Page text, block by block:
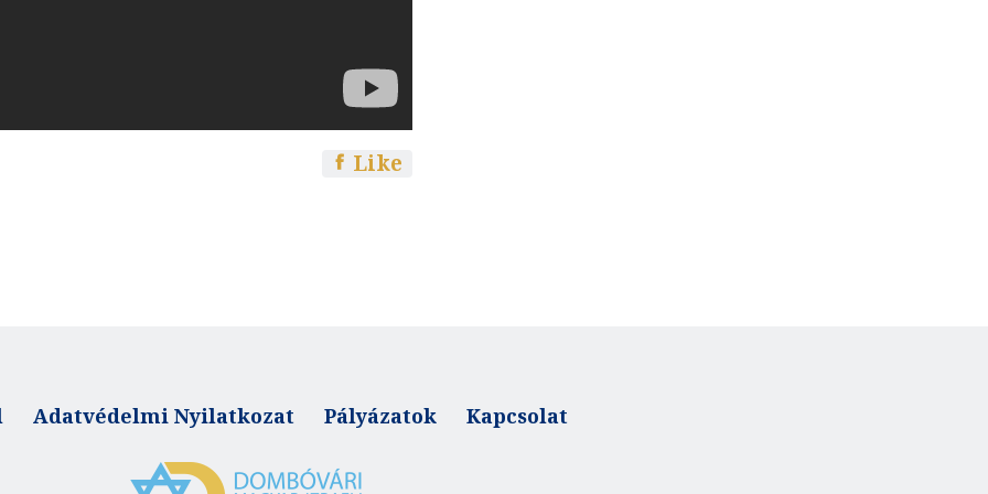
Like
Adatvédelmi Nyilatkozat Pályázatok Kapcsolat